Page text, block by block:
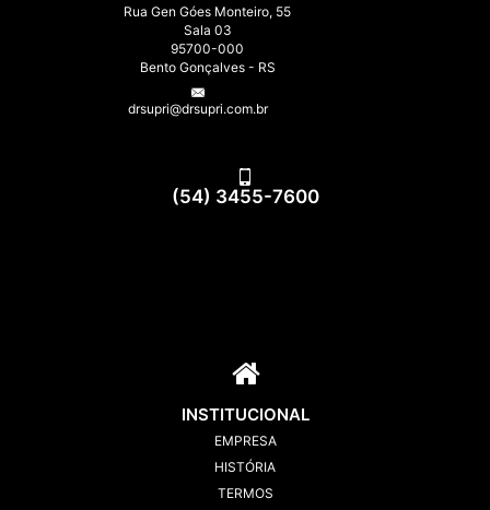
Rua Gen Góes Monteiro, 55
Sala 03
95700-000
Bento Gonçalves - RS
drsupri@drsupri.com.br
(54) 3455-7600
INSTITUCIONAL
EMPRESA
HISTÓRIA
TERMOS